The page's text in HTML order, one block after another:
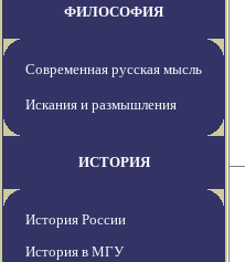
ФИЛОСОФИЯ
Современная русская мысль
Искания и размышления
ИСТОРИЯ
История России
История в МГУ